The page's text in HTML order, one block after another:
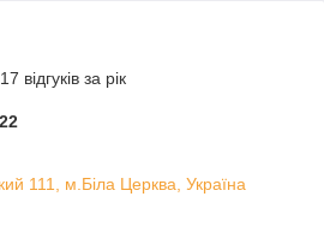
відгуків за рік
111, м.Біла Церква, Україна